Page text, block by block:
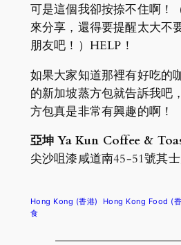
可是這個我卻按捺不住啊！
來分享，還得要提醒太大不
朋友吧！）HELP！
如果大家知道那裡有好吃的
的新加坡蒸方包就告訴我吧
方包真是非常有興趣的啊！
亞坤 Ya Kun Coffee &
尖沙咀漆咸道南45-51號其
Hong Kong (香港) Hong Kong Food (
食